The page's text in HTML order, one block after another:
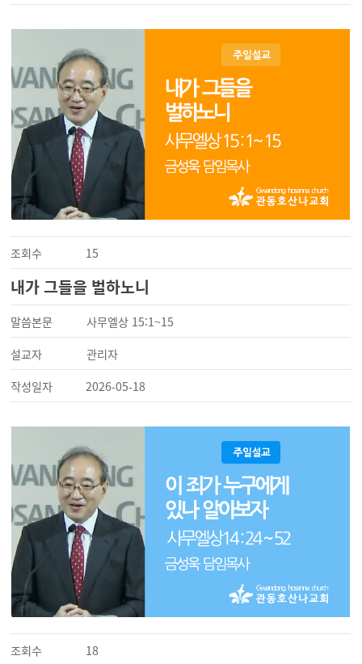
조회수 15
내가 그들을 벌하노니
말씀본문
사무엘상 15:1~15
설교자
관리자
작성일자
2026-05-18
조회수 18